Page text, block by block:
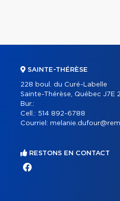
SAINTE-THÉRÈSE
228 boul. du Curé-Labelle
Sainte-Thérèse, Québec J7E
Bur.:
Cell.: 514 892-6788
Courriel:
RESTONS EN CONTACT